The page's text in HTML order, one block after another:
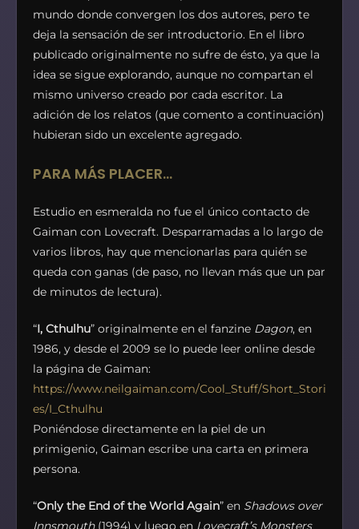
mundo donde convergen los dos autores, pero te
deja la sensación de ser introductorio. En el libro
publicado originalmente no sufre de ésto, ya que la
idea se sigue explorando, aunque no compartan el
mismo universo creado por cada escritor. La
adición de los relatos (que comento a continuación)
hubieran sido un excelente agregado.
PARA MÁS PLACER…
Estudio en esmeralda no fue el único contacto de
Gaiman con Lovecraft. Desparramadas a lo largo de
varios libros, hay que mencionarlas para quién se
queda con ganas (de paso, no llevan más que un par
de minutos de lectura).
“I, Cthulhu” originalmente en el fanzine Dagon, en
1986, y desde el 2009 se lo puede leer online desde
la página de Gaiman:
https://www.neilgaiman.com/Cool_Stuff/Short_Stori
es/I_Cthulhu
Poniéndose directamente en la piel de un
primigenio, Gaiman escribe una carta en primera
persona.
“Only the End of the World Again” en Shadows over
Innsmouth(1994) y luego en Lovecraft’s Monsters